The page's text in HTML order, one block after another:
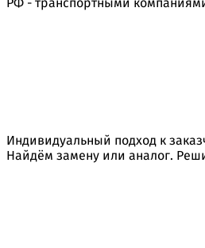
Индивидуальный подход к
Найдём замену или аналог.